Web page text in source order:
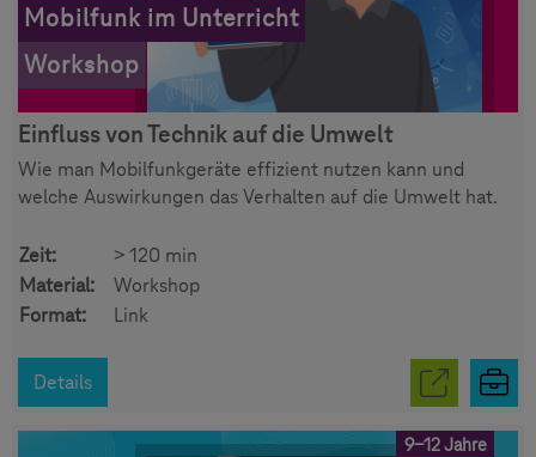
Mobilfunk im Unterricht
Workshop
Einfluss von Technik auf die Umwelt
Wie man Mobilfunkgeräte effizient nutzen kann und
welche Auswirkungen das Verhalten auf die Umwelt hat.
Zeit:
> 120 min
Material:
Workshop
Format:
Link
Details
9-12 Jahre